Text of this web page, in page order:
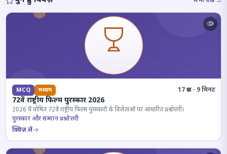
MCQ मध्यम 17 प्रश्न · 9 मिनट
72वें राष्ट्रीय फिल्म पुरस्कार 2026
2026 में घोषित 72वें राष्ट्रीय फिल्म पुरस्कारों के विजेताओं पर आधारित प्रश्नोत्तरी।
पुरस्कार और सम्मान प्रश्नोत्तरी
क्विज़ लें